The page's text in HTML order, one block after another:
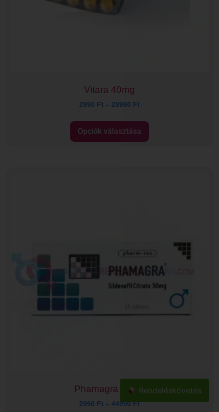
Vitara 40mg
2990 Ft – 28990 Ft
Opciók választása
Phamagra 50mg
2990 Ft – 44990Ft
Rendeléskövetés